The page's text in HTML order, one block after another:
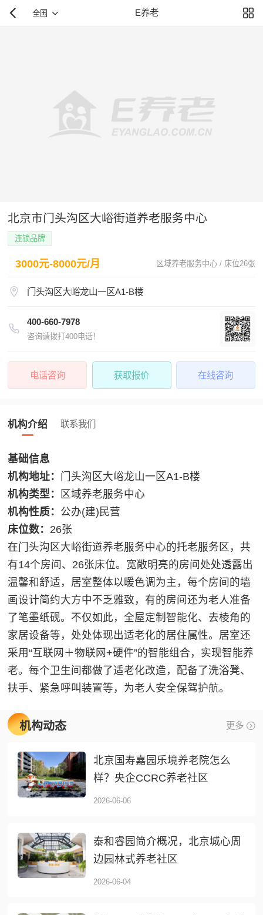
全国 E养老
北京市门头沟区大峪街道养老服务中心
连锁品牌
3000元-8000元/月 区域养老服务中心 / 床位26张
门头沟区大峪龙山一区A1-B楼
400-660-7978
咨询请拨打400电话！
电话咨询 获取报价 在线咨询
机构介绍 联系我们
基础信息
机构地址： 门头沟区大峪龙山一区A1-B楼
机构类型：
区域养老服务中心
机构性质： 公办(建)民营
床位数： 26张
在门头沟区大峪街道养老服务中心的托老服务区，共
有14个房间、26张床位。宽敞明亮的房间处处透露出
温馨和舒适，居室整体以暖色调为主，每个房间的墙
画设计简约大方中不乏雅致，有的房间还为老人准备
了笔墨纸砚。不仅如此，全屋定制智能化、去棱角的
家居设备等，处处体现出适老化的居住属性。居室还
采用“互联网＋物联网+硬件”的智能组合，实现智能养
老。每个卫生间都做了适老化改造，配备了洗浴凳、
扶手、紧急呼叫装置等，为老人安全保驾护航。
机构动态 更多
北京国寿嘉园乐境养老院怎么
样？央企CCRC养老社区
2026-06-06
泰和睿园简介概况，北京城心周
边园林式养老社区
2026-06-04